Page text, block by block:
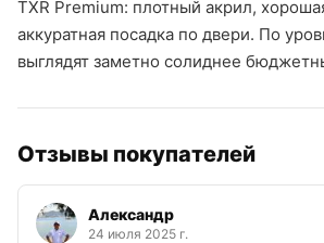
TXR Premium: плотный акрил,
аккуратная посадка по двери. По
выглядят заметно солиднее
Отзывы покупателей
Александр
24 июля 2025 г.